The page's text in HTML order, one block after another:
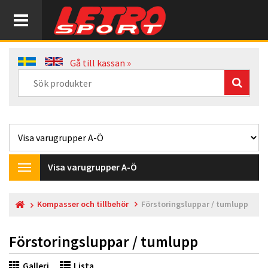
Gå till kassan »
Toggle
navigation
Visa varugrupper A-Ö
Kompasser och tillbehör Förstoringsluppar / tumlupp
Förstoringsluppar / tumlupp